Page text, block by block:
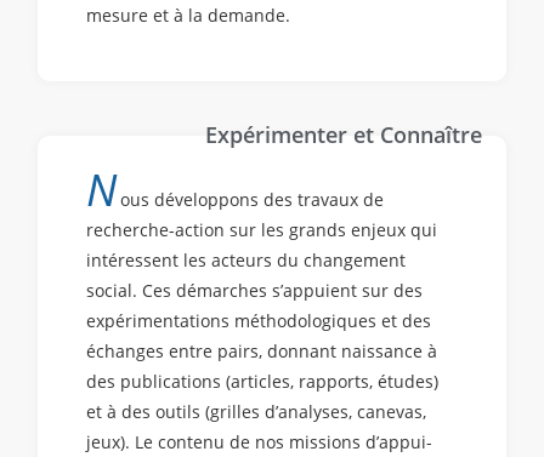
mesure et à la demande.
Expérimenter et Connaître
Nous développons des travaux de
recherche-action sur les grands enjeux qui
intéressent les acteurs du changement
social. Ces démarches s’appuient sur des
expérimentations méthodologiques et des
échanges entre pairs, donnant naissance à
des publications (articles, rapports, études)
et à des outils (grilles d’analyses, canevas,
jeux). Le contenu de nos missions d’appui-